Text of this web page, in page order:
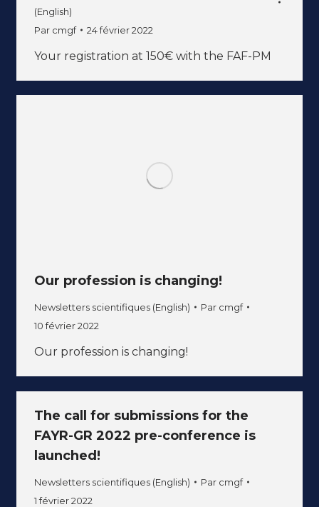
(English)
Par cmgf 24 février 2022
Your registration at 150€ with the FAF-PM
Our profession is changing!
Newsletters scientifiques (English) Par cmgf
10 février 2022
Our profession is changing!
The call for submissions for the
FAYR-GR 2022 pre-conference is
launched!
Newsletters scientifiques (English) Par cmgf
1 février 2022